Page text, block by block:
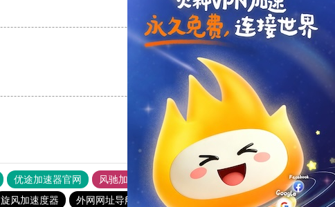
支持 [0] 反对 [0]
支持
优途加速器官网 风驰加速器
旋风加速器
旋风加速度器 外网网址导航 软件中心 雷霆加速 狂飙加速器